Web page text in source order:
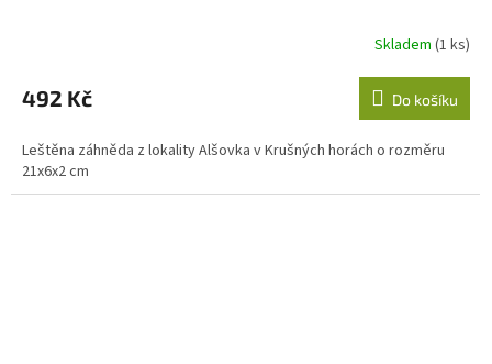
Skladem (1 ks)
492 Kč Do košíku
Leštěna záhněda z lokality Alšovka v Krušných horách o rozměru
21x6x2 cm